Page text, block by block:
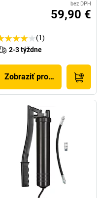
bez DPH
59,90 €
(1)
2-3 týždne
Zobraziť produkt